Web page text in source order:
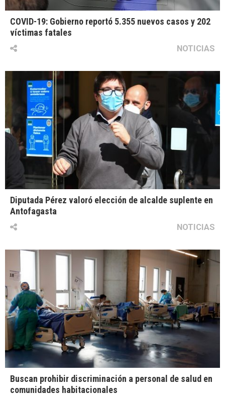
COVID-19: Gobierno reportó 5.355 nuevos casos y 202
víctimas fatales
NOTICIAS
Diputada Pérez valoró elección de alcalde suplente en
Antofagasta
NOTICIAS
Buscan prohibir discriminación a personal de salud en
comunidades habitacionales